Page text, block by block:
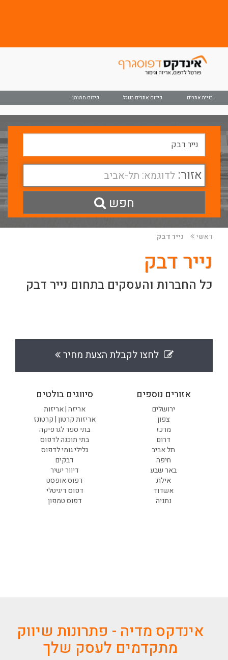
בניית אתרים קידום אתרים בגוגל קידום ממומן
אזור: לדוגמא: תל-אביב
חפש
ראשי נייר דבק
נייר דבק
כל החברות והעסקים בתחום נייר דבק
לחצו לקבלת הצעת מחיר
סיווגים בולטים
אריזה | אריזות
אריזות קרטון | קרטונז
בתי ספר לגרפיקה
בתי תוכנה לדפוס
גלילי גומי לדפוס
דבקים
דיוור ישיר
דפוס אופסט
דפוס דיגיטלי
דפוס טמפון
אזורים נוספים
ירושלים
צפון
מרכז
דרום
תל אביב
חיפה
באר שבע
אילת
אשדוד
נתניה
אינדקס מדיה - פתרונות שיווק
מתקדמים לעסק שלך